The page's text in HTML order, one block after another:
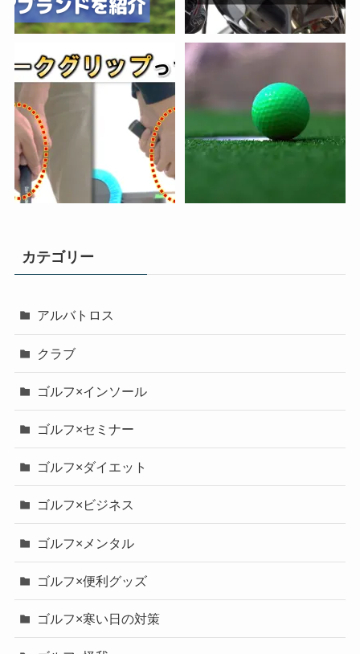
カテゴリー
アルバトロス
クラブ
ゴルフ×インソール
ゴルフ×セミナー
ゴルフ×ダイエット
ゴルフ×ビジネス
ゴルフ×メンタル
ゴルフ×便利グッズ
ゴルフ×寒い日の対策